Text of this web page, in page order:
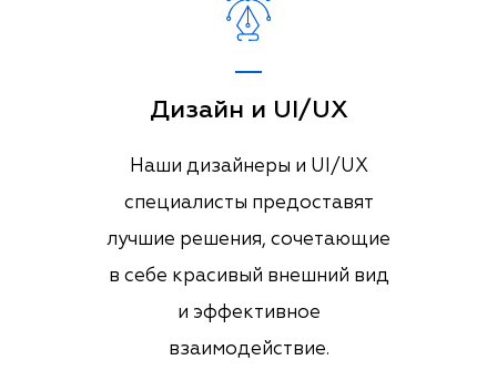
Дизайн и UI/UX
Наши дизайнеры и UI/UX
специалисты предоставят
лучшие решения, сочетающие
в себе красивый внешний вид
и эффективное
взаимодействие.